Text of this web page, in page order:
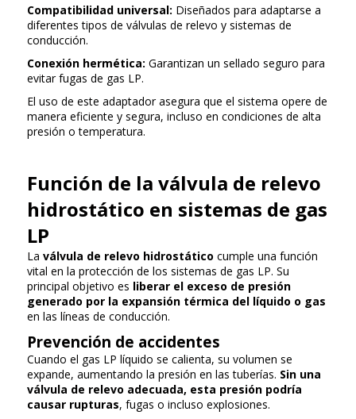
Compatibilidad universal: Diseñados para adaptarse a
diferentes tipos de válvulas de relevo y sistemas de
conducción.
Conexión hermética: Garantizan un sellado seguro para
evitar fugas de gas LP.
El uso de este adaptador asegura que el sistema opere de
manera eficiente y segura, incluso en condiciones de alta
presión o temperatura.
Función de la válvula de relevo
hidrostático en sistemas de gas
LP
La válvula de relevo hidrostático cumple una función
vital en la protección de los sistemas de gas LP. Su
principal objetivo es liberar el exceso de presión
generado por la expansión térmica del líquido o gas
en las líneas de conducción.
Prevención de accidentes
Cuando el gas LP líquido se calienta, su volumen se
expande, aumentando la presión en las tuberías. Sin una
válvula de relevo adecuada, esta presión podría
causar rupturas, fugas o incluso explosiones.